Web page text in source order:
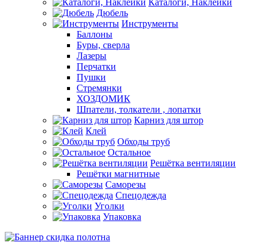
Каталоги, Наклейки
Дюбель
Инструменты
Баллоны
Буры, сверла
Лазеры
Перчатки
Пушки
Стремянки
ХОЗДОМИК
Шпатели, толкатели , лопатки
Карниз для штор
Клей
Обходы труб
Остальное
Решётка вентиляции
Решётки магнитные
Саморезы
Спецодежда
Уголки
Упаковка